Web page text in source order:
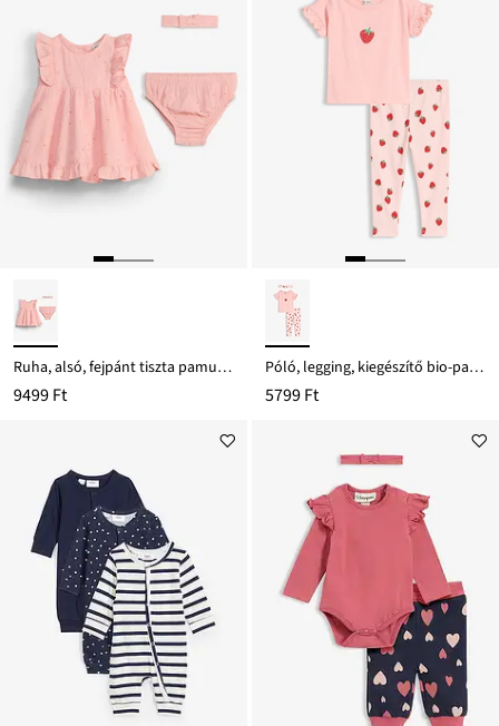
Ruha, alsó, fejpánt tiszta pamutból (3-részes szett)
9499 Ft
Póló, legging, kiegészítő bio-pamutból (3-részes szett)
5799 Ft